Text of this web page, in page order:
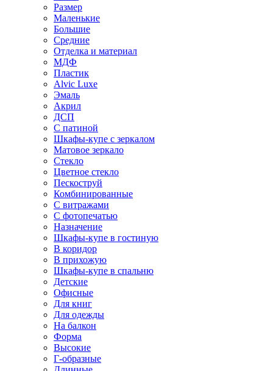
Размер
Маленькие
Большие
Средние
Отделка и материал
МДФ
Пластик
Alvic Luxe
Эмаль
Акрил
ДСП
С патиной
Шкафы-купе с зеркалом
Матовое зеркало
Стекло
Цветное стекло
Пескоструй
Комбинированные
С витражами
С фотопечатью
Назначение
Шкафы-купе в гостиную
В коридор
В прихожую
Шкафы-купе в спальню
Детские
Офисные
Для книг
Для одежды
На балкон
Форма
Высокие
Г-образные